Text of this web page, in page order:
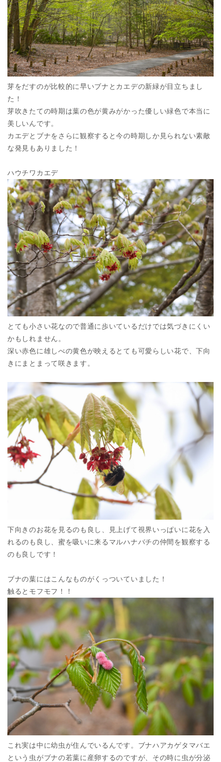
芽をだすのが比較的に早いブナとカエデの新緑が目立ちまし
た！
芽吹きたての時期は葉の色が黄みがかった優しい緑色で本当に
美しいんです。
カエデとブナをさらに観察すると今の時期しか見られない素敵
な発見もありました！
ハウチワカエデ
とても小さい花なので普通に歩いているだけでは気づきにくい
かもしれません。
深い赤色に雄しべの黄色が映えるとても可愛らしい花で、下向
きにまとまって咲きます。
下向きのお花を見るのも良し、見上げて視界いっぱいに花を入
れるのも良し、蜜を吸いに来るマルハナバチの仲間を観察する
のも良しです！
ブナの葉にはこんなものがくっついていました！
触るとモフモフ！！
これ実は中に幼虫が住んでいるんです。ブナハアカゲタマバエ
という虫がブナの若葉に産卵するのですが、その時に虫が分泌